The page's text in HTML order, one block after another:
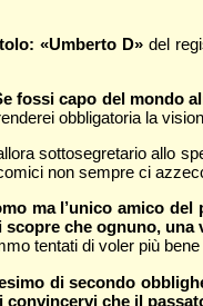
«Umberto D» del
capo del mondo
obbligatoria la
sottosegretario allo
non sempre ci
ma l’unico amico
scopre che ognuno,
tentati di voler più
di secondo
convincervi che il